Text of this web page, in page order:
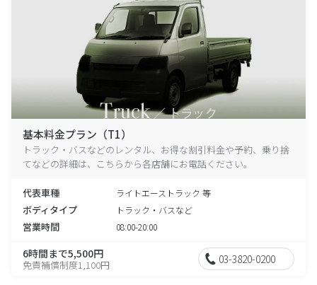
基本料金プラン（T1）
トラック・バスなどのレンタル、お得な割引料金や予約、乗り捨
てなどの詳細は、こちらから各店舗にお電話ください。
代表車種 ライトエーストラック 等
ボディタイプ トラック・バスなど
営業時間 08:00-20:00
6時間まで5,500円
免責補償制度1,100円 03-3820-0200